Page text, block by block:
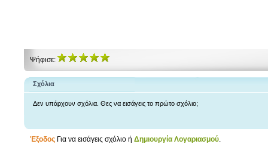
Ψήφισε:
Σχόλια
Δεν υπάρχουν σχόλια. Θες να εισάγεις το πρώτο σχόλιο;
Έξοδος Για να εισάγεις σχόλιο ή Δημιουργία Λογαριασμού.